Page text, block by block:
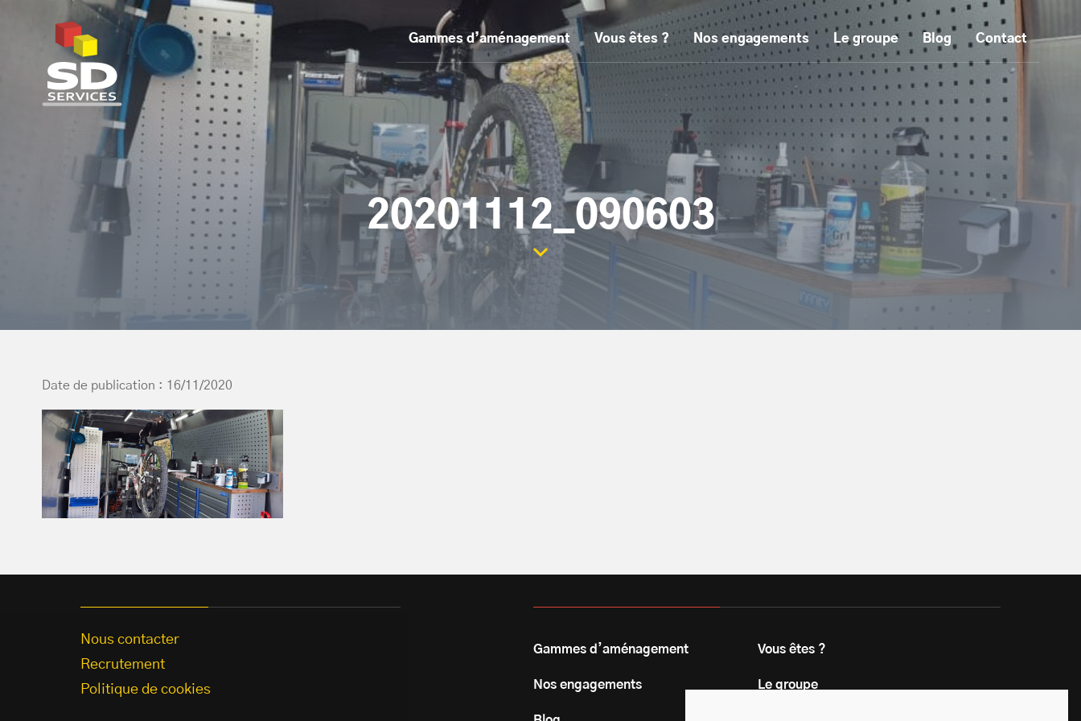
SD Services
Gammes d’aménagement Vous êtes ? Nos engagements Le groupe Blog Contact
20201112_090603
Scroller la page vers le contenu principal
Date de publication : 16/11/2020
Nous contacter
Recrutement
Politique de cookies
Gammes d’aménagement Vous êtes ?
Nos engagements Le groupe